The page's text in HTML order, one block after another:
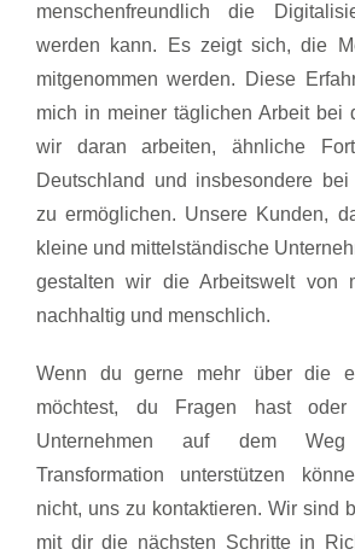
menschenfreundlich die
werden kann. Es zeigt sich, die
mitgenommen werden. Diese
mich in meiner täglichen Arbeit bei
wir daran arbeiten, ähnliche
Deutschland und insbesondere
zu ermöglichen. Unsere Kunden,
kleine und mittelständische
gestalten wir die Arbeitswelt von
nachhaltig und menschlich.
Wenn du gerne mehr über die
möchtest, du Fragen hast
Unternehmen auf dem
Transformation unterstützen
nicht, uns zu kontaktieren. Wir sind
mit dir die nächsten Schritte in